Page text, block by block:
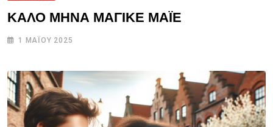
ΚΑΛΟ ΜΗΝΑ ΜΑΓΙΚΕ ΜΑΪΕ
1 ΜΑΪ́ΟΥ 2025